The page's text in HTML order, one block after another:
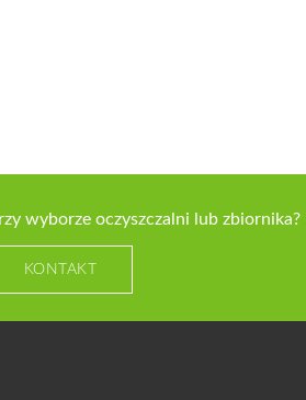
wyborze oczyszczalni lub zbiornika?
KONTAKT